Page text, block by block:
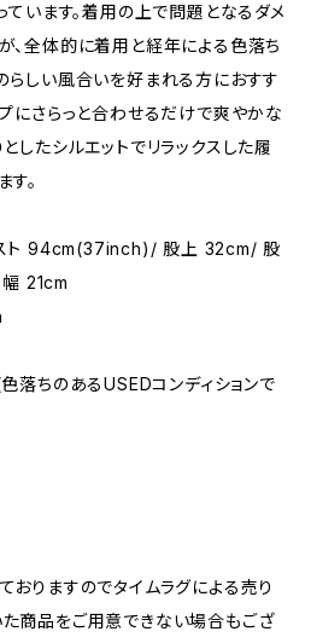
います。着用の上で問題となるダメ
、全体的に着用と経年による色落ち
らしい風合いを好まれる方におすす
にさらっと合わせるだけで爽やかな
したシルエットでリラックスした履
。
94cm(37inch)/ 股上 32cm/ 股
21cm
のあるUSEDコンディションで
りますのでタイムラグによる売り
商品をご用意できない場合もござ